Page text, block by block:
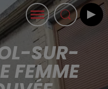
SUR-
FEMME